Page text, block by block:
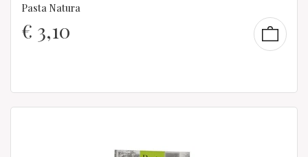
Pasta Natura
€ 3,10